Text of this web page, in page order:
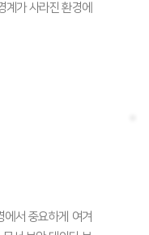
계가 사라진 환경에
서 중요하게 여겨